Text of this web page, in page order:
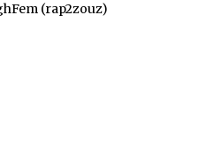
(rap2zouz)